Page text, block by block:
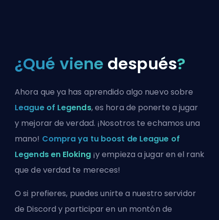
¿Qué viene después?
Ahora que ya has aprendido algo nuevo sobre
League of Legends, es hora de ponerte a jugar
y mejorar de verdad. ¡Nosotros te echamos una
mano! Compra ya tu boost de League of
Legends en Eloking¡y empieza a jugar en el rank
que de verdad te mereces!
O si prefieres, puedesunirte a nuestro servidor
de Discord y participar en un montón de